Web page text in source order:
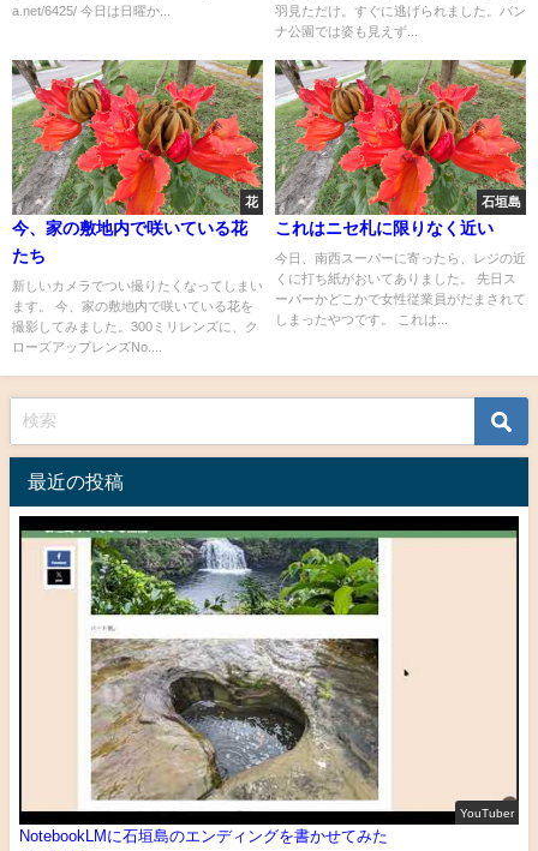
a.net/6425/ 今日は日曜か...
羽見ただけ。すぐに逃げられました。バン
ナ公園では姿も見えず...
花
今、家の敷地内で咲いている花
たち
新しいカメラでつい撮りたくなってしまい
ます。 今、家の敷地内で咲いている花を
撮影してみました。300ミリレンズに、ク
ローズアップレンズNo....
石垣島
これはニセ札に限りなく近い
今日、南西スーパーに寄ったら、レジの近
くに打ち紙がおいてありました。 先日ス
ーパーかどこかで女性従業員がだまされて
しまったやつです。 これは...
最近の投稿
YouTuber
NotebookLMに石垣島のエンディングを書かせてみた